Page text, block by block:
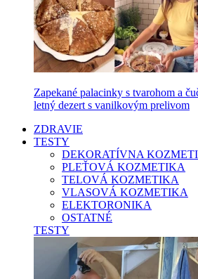
Zapekané palacinky s tvarohom a
letný dezert s vanilkovým prelivom
ZDRAVIE
TESTY
DEKORATÍVNA
PLEŤOVÁ KOZMETIKA
TELOVÁ KOZMETIKA
VLASOVÁ KOZMETIKA
ELEKTORONIKA
OSTATNÉ
TESTY